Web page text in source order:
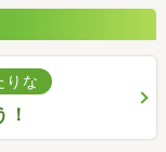
りな